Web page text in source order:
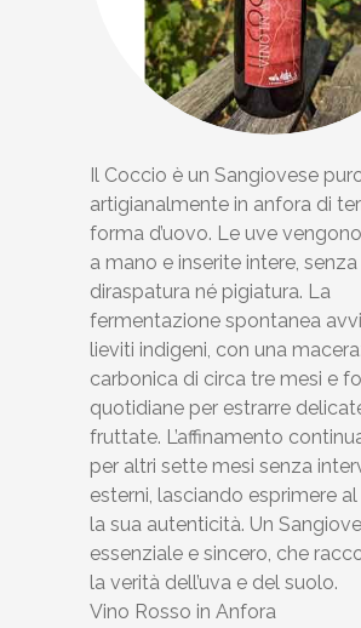
Il Coccio è un Sangiovese
artigianalmente in anfora di
forma d’uovo. Le uve
a mano e inserite intere, senza
diraspatura né pigiatura. La
fermentazione spontanea
lieviti indigeni, con una
carbonica di circa tre mesi e
quotidiane per estrarre
fruttate. L’affinamento
per altri sette mesi senza
esterni, lasciando esprimere
la sua autenticità. Un
essenziale e sincero, che
la verità dell’uva e del suolo.
Vino Rosso in Anfora